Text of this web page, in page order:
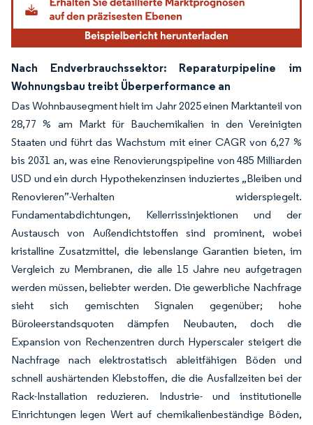
Nach Endverbrauchssektor: Reparaturpipeline im
Wohnungsbau treibt Überperformance an
Das Wohnbausegment hielt im Jahr 2025 einen Marktanteil von
28,77 % am Markt für Bauchemikalien in den Vereinigten
Staaten und führt das Wachstum mit einer CAGR von 6,27 %
bis 2031 an, was eine Renovierungspipeline von 485 Milliarden
USD und ein durch Hypothekenzinsen induziertes „Bleiben und
Renovieren”-Verhalten widerspiegelt.
Fundamentabdichtungen, Kellerrissinjektionen und der
Austausch von Außendichtstoffen sind prominent, wobei
kristalline Zusatzmittel, die lebenslange Garantien bieten, im
Vergleich zu Membranen, die alle 15 Jahre neu aufgetragen
werden müssen, beliebter werden. Die gewerbliche Nachfrage
sieht sich gemischten Signalen gegenüber; hohe
Büroleerstandsquoten dämpfen Neubauten, doch die
Expansion von Rechenzentren durch Hyperscaler steigert die
Nachfrage nach elektrostatisch ableitfähigen Böden und
schnell aushärtenden Klebstoffen, die die Ausfallzeiten bei der
Rack-Installation reduzieren. Industrie- und institutionelle
Einrichtungen legen Wert auf chemikalienbeständige Böden,